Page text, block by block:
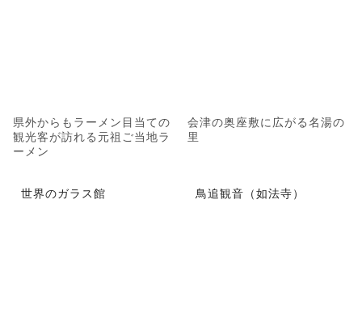
県外からもラーメン目当ての
観光客が訪れる元祖ご当地ラ
ーメン
会津の奥座敷に広がる名湯の
里
世界のガラス館 鳥追観音（如法寺）